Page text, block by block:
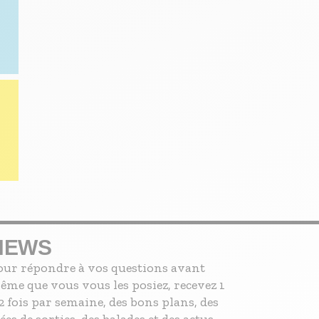
répondre à vos questions avant
que vous vous les posiez, recevez 1
fois par semaine, des bons plans, des